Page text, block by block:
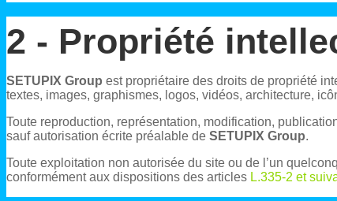
2 - Propriété
SETUPIX Group est propriétaire des droits de propriété
textes, images, graphismes, logos, vidéos, architecture,
Toute reproduction, représentation, modification,
sauf autorisation écrite préalable de SETUPIX Group.
Toute exploitation non autorisée du site ou de l’un
conformément aux dispositions des articles L.335-2 et